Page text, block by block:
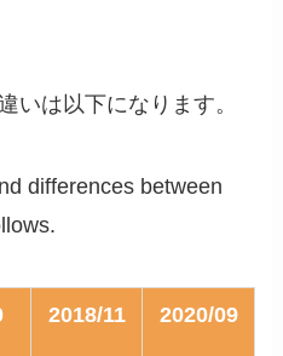
いは以下になります。
differences between
2018/11 2020/09